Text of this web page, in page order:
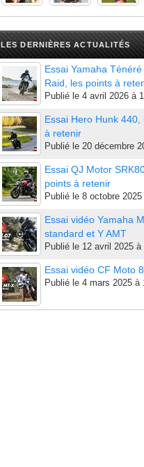
LES DERNIÈRES ACTUALITÉS
Essai Yamaha
Raid, les points à
Publié le 4 avril 2026 à
Essai Hero Hunk 440,
à retenir
Publié le 20 décembre
Essai QJ Motor
points à retenir
Publié le 8 octobre
Essai vidéo Yamaha
standard et Y AMT
Publié le 12 avril 2025 à
Essai vidéo CF Moto
Publié le 4 mars 2025 à